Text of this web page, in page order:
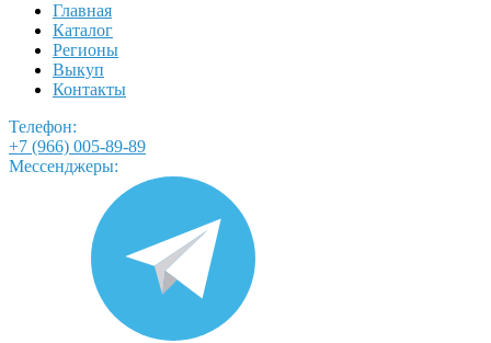
Главная
Каталог
Регионы
Выкуп
Контакты
Телефон:
+7 (966) 005-89-89
Мессенджеры: